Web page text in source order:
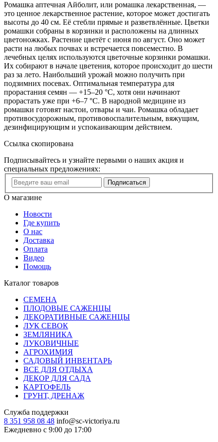
Ромашка аптечная Айболит, или ромашка лекарственная, —
это ценное лекарственное растение, которое может достигать
высоты до 40 см. Её стебли прямые и разветвлённые. Цветки
ромашки собраны в корзинки и расположены на длинных
цветоножках. Растение цветёт с июня по август. Оно может
расти на любых почвах и встречается повсеместно. В
лечебных целях используются цветочные корзинки ромашки.
Их собирают в начале цветения, которое происходит до шести
раз за лето. Наибольший урожай можно получить при
подзимних посевах. Оптимальная температура для
прорастания семян — +15–20 °C, хотя они начинают
прорастать уже при +6–7 °C. В народной медицине из
ромашки готовят настои, отвары и чаи. Ромашка обладает
противосудорожным, противовоспалительным, вяжущим,
дезинфицирующим и успокаивающим действием.
Ссылка скопирована
Подписывайтесь и узнайте первыми о наших акция и
специальных предложениях:
Подписаться
О магазине
Новости
Где купить
О нас
Доставка
Оплата
Видео
Помощь
Каталог товаров
СЕМЕНА
ПЛОДОВЫЕ САЖЕНЦЫ
ДЕКОРАТИВНЫЕ САЖЕНЦЫ
ЛУК СЕВОК
ЗЕМЛЯНИКА
ЛУКОВИЧНЫЕ
АГРОХИМИЯ
САДОВЫЙ ИНВЕНТАРЬ
ВСЕ ДЛЯ ОТДЫХА
ДЕКОР ДЛЯ САДА
КАРТОФЕЛЬ
ГРУНТ, ДРЕНАЖ
Служба поддержки
8 351 958 08 48 info@sc-victoriya.ru
Ежедневно с 9:00 до 17:00